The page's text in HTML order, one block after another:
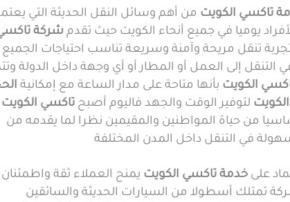
تاكسي الكويت من أهم وسائل النقل الحديثة التي
يوميا في جميع أنحاء الكويت حيث تقدم شركة
تنقل مريحة وآمنة وسريعة تناسب احتياجات الجميع
التنقل إلى العمل أو المطار أو أي وجهة داخل الدولة
الكويت بأنها متاحة على مدار الساعة مع إمكانية
لتوفير الوقت والجهد فاليوم أصبح تاكسي الكويت
من حياة المواطنين والمقيمين نظرا لما يقدمه من
في التنقل داخل المدن المختلفة
على خدمة تاكسي الكويت يمنح العملاء ثقة واطمئنان
تمتلك أسطولا من السيارات الحديثة والسائقين